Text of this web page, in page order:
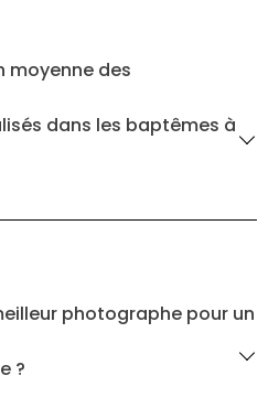
moyenne des
dans les baptêmes à
photographe pour un
?